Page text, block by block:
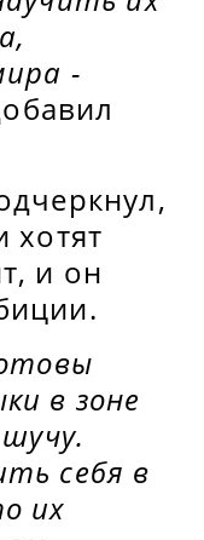
-
хотят
и он
в зоне
себя в
их